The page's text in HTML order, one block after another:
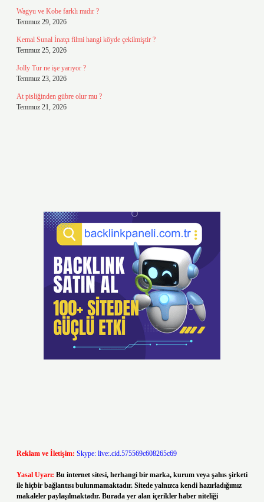
Wagyu ve Kobe farklı mıdır ?
Temmuz 29, 2026
Kemal Sunal İnatçı filmi hangi köyde çekilmiştir ?
Temmuz 25, 2026
Jolly Tur ne işe yarıyor ?
Temmuz 23, 2026
At pisliğinden gübre olur mu ?
Temmuz 21, 2026
Reklam ve İletişim: Skype: live:.cid.575569c608265c69
Yasal Uyarı: Bu internet sitesi, herhangi bir marka, kurum veya şahıs şirketi
ile hiçbir bağlantısı bulunmamaktadır. Sitede yalnızca kendi hazırladığımız
makaleler paylaşılmaktadır. Burada yer alan içerikler haber niteliği